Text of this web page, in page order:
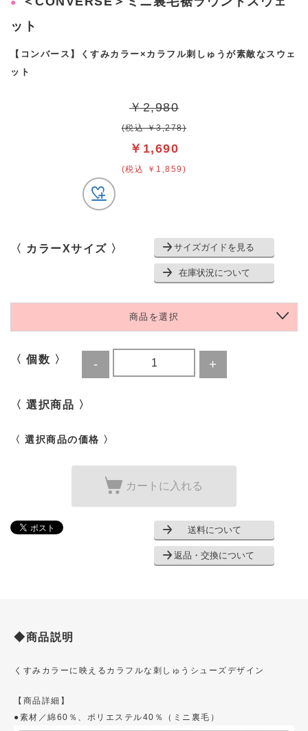
ット
【コンバース】くすみカラー×カラフル刺しゅうが素敵なスウェ
ット
￥2,980
(税込 ￥3,278)
￥1,690
(税込 ￥1,859)
〈 カラーXサイズ 〉 サイズガイドを見る
在庫状況について
商品を選択
〈 個数 〉
〈 選択商品 〉
〈 選択商品の価格 〉
カートに入れる
送料について
返品・交換について
◆商品説明
くすみカラーに映えるカラフルな刺しゅうシューズデザイン
【商品詳細】
●素材／綿60％、ポリエステル40％（ミニ裏毛）